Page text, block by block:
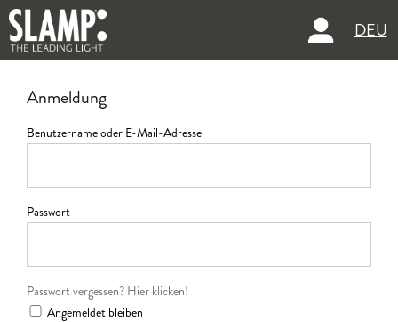
DEU
Anmeldung
Benutzername oder E-Mail-Adresse
Passwort
Passwort vergessen? Hier klicken!
Angemeldet bleiben